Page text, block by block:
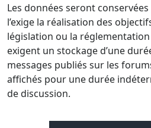
Les données seront
l’exige la réalisation des
législation ou la
exigent un stockage d’une
messages publiés sur les
affichés pour une durée
de discussion.